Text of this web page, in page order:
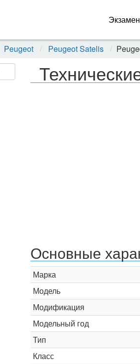
Peugeot Peugeot Satelis
Основные
Марка
Модель
Модификация
Модельный год
Тип
Класс